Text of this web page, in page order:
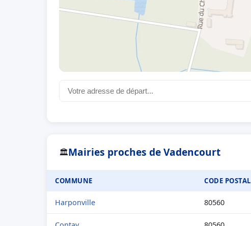
🏛Mairies proches de Vadencourt
COMMUNE CODE POSTAL
Harponville 80560